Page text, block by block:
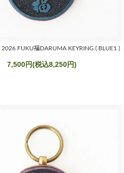
2026 FUKU福DARUMA KEYRING ( BLUE1 )
7,500円(税込8,250円)